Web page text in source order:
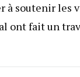
à soutenir les
ont fait un